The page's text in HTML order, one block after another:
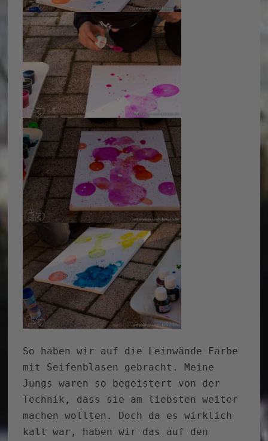
So haben wir auf die Leinwände Farbe
mit Seifenblasen gebracht. Meine
Jungs waren so begeistert von der
Technik, dass sie am liebsten weiter
machen wollten. Doch da es wirklich
kalt war, haben wir das auf den